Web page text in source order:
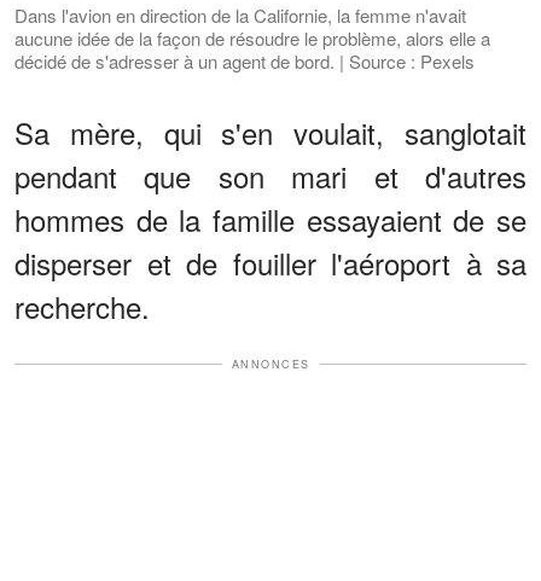
Dans l'avion en direction de la Californie, la femme n'avait
aucune idée de la façon de résoudre le problème, alors elle a
décidé de s'adresser à un agent de bord. | Source : Pexels
Sa mère, qui s'en voulait, sanglotait
pendant que son mari et d'autres
hommes de la famille essayaient de se
disperser et de fouiller l'aéroport à sa
recherche.
ANNONCES